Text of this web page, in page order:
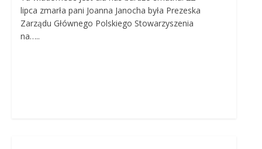
lipca zmarła pani Joanna Janocha była Prezeska
Zarządu Głównego Polskiego Stowarzyszenia
na…..